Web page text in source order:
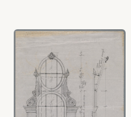
przejdź
obiektu
Tango,
Rysunek
pomocniczy